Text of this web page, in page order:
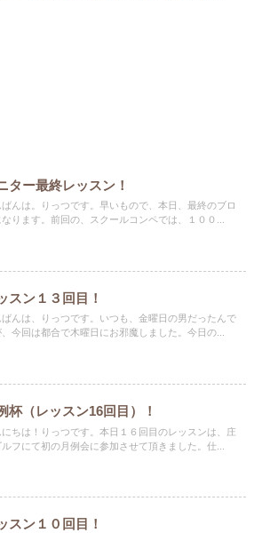
ター最終レッスン！
ばんは。りっつです。早いもので、本日、最終のブロ
なります。前回の、スクールコンペでは、１００...
スン１３回目！
ばんは、りっつです。いつも、金曜日の男だったんで
今回は都合で木曜日にお邪魔しました。今日の...
杯（レッスン16回目）！
にちは！りっつです。本日１６回目のレッスンは、庄
フにて初の月例会に参加させて頂きました。仕...
スン１０回目！